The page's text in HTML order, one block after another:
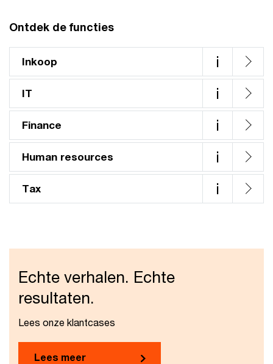
Ontdek de functies
Inkoop i
IT i
Finance i
Human resources i
Tax i
Echte verhalen. Echte
resultaten.
Lees onze klantcases
Lees meer